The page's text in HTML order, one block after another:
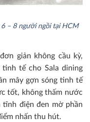
6 – 8 người ngồi tại HCM
giản không cầu kỳ,
tế cho Sala dining
mây gợn sóng tinh tế
tốt, không thấm nước
tĩnh điện đen mờ phần
nhấn thu hút.